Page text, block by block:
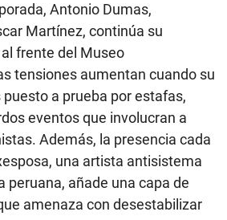
Antonio Dumas,
Martínez, continúa su
frente del Museo
tensiones aumentan cuando su
a prueba por estafas,
eventos que involucran a
Además, la presencia cada
una artista antisistema
peruana, añade una capa de
amenaza con desestabilizar